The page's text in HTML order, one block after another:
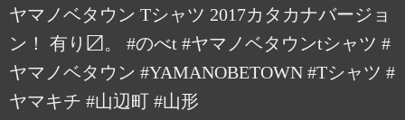
ヤマノベタウン Tシャツ 2017カタカナバージョ
ン！ 有り〼。 #のべt #ヤマノベタウンtシャツ #
ヤマノベタウン #YAMANOBETOWN #Tシャツ #
ヤマキチ #山辺町 #山形